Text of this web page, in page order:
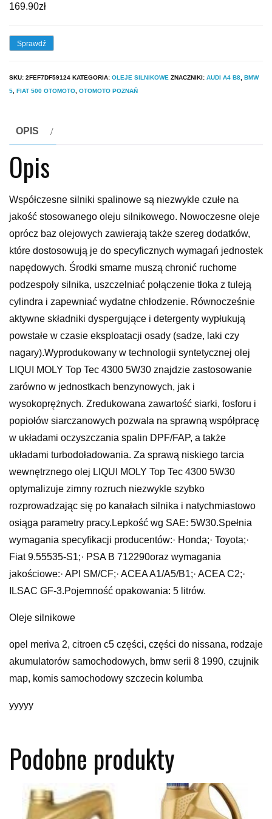
169.90zł
Sprawdź
SKU: 2FEF7DF59124 KATEGORIA: OLEJE SILNIKOWE ZNACZNIKI: AUDI A4 B8 BMW
5 FIAT 500 OTOMOTO OTOMOTO POZNAŃ
OPIS
Opis
Współczesne silniki spalinowe są niezwykle czułe na
jakość stosowanego oleju silnikowego. Nowoczesne oleje
oprócz baz olejowych zawierają także szereg dodatków,
które dostosowują je do specyficznych wymagań jednostek
napędowych. Środki smarne muszą chronić ruchome
podzespoły silnika, uszczelniać połączenie tłoka z tuleją
cylindra i zapewniać wydatne chłodzenie. Równocześnie
aktywne składniki dyspergujące i detergenty wypłukują
powstałe w czasie eksploatacji osady (sadze, laki czy
nagary).Wyprodukowany w technologii syntetycznej olej
LIQUI MOLY Top Tec 4300 5W30 znajdzie zastosowanie
zarówno w jednostkach benzynowych, jak i
wysokoprężnych. Zredukowana zawartość siarki, fosforu i
popiołów siarczanowych pozwala na sprawną współpracę
w układami oczyszczania spalin DPF/FAP, a także
układami turbodoładowania. Za sprawą niskiego tarcia
wewnętrznego olej LIQUI MOLY Top Tec 4300 5W30
optymalizuje zimny rozruch niezwykle szybko
rozprowadzając się po kanałach silnika i natychmiastowo
osiąga parametry pracy.Lepkość wg SAE: 5W30.Spełnia
wymagania specyfikacji producentów:· Honda;· Toyota;·
Fiat 9.55535-S1;· PSA B 712290oraz wymagania
jakościowe:· API SM/CF;· ACEA A1/A5/B1;· ACEA C2;·
ILSAC GF-3.Pojemność opakowania: 5 litrów.
Oleje silnikowe
opel meriva 2, citroen c5 części, części do nissana, rodzaje
akumulatorów samochodowych, bmw serii 8 1990, czujnik
map, komis samochodowy szczecin kolumba
yyyyy
Podobne produkty